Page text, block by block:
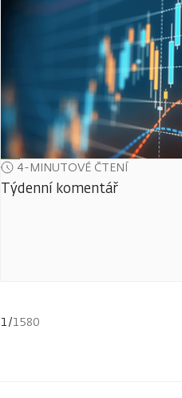
4-MINUTOVÉ ČTENÍ
Týdenní komentář
1/1580